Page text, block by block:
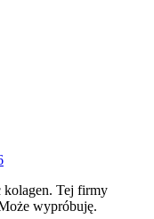
kolagen. Tej firmy
wypróbuję.